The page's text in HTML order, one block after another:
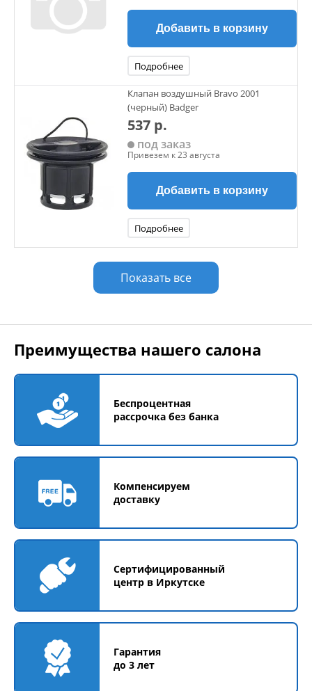
Добавить в корзину
Подробнее
Клапан воздушный Bravo 2001
(черный) Badger
537 р.
под заказ
Привезем к 23 августа
Добавить в корзину
Подробнее
Показать все
Преимущества нашего салона
Беспроцентная
рассрочка без банка
Компенсируем
доставку
Сертифицированный
центр в Иркутске
Гарантия
до 3 лет